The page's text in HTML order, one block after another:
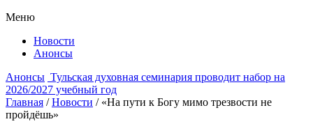
Меню
Новости
Анонсы
Анонсы Тульская духовная семинария проводит набор на
2026/2027 учебный год
Главная / Новости / «На пути к Богу мимо трезвости не
пройдёшь»